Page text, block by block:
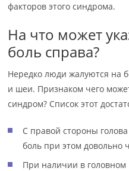
факторов этого синдрома.
На что может
боль справа?
Нередко люди жалуются на
и шеи. Признаком чего
синдром? Список этот
С правой стороны
боль при этом довольно
При наличии в головном